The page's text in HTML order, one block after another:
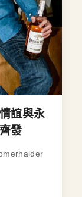
誼與永
發